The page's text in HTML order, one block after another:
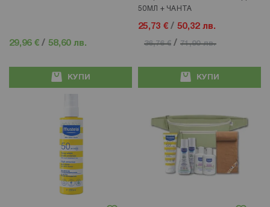
29,96 € /58,60 лв.
КУПИ
50МЛ + ЧАНТА
25,73 € /50,32 лв.
36,76 € /71,90 лв.
КУПИ